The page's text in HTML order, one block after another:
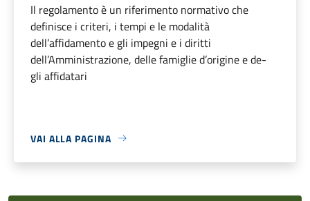
Il regolamento è un riferimento normativo che
definisce i criteri, i tempi e le modalità
dell’affidamento e gli impegni e i diritti
dell’Amministrazione, delle famiglie d’origine e de-
gli affidatari
VAI ALLA PAGINA